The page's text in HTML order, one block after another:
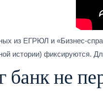
из ЕГРЮЛ и «Бизнес-
истории) фиксируются.
банк не